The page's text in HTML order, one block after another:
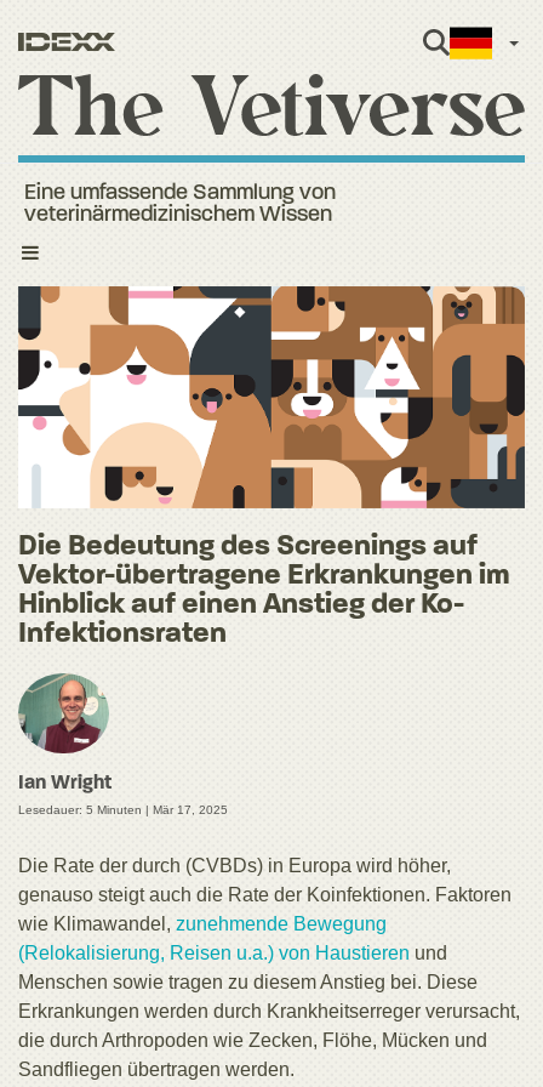
Toggle
Eine umfassende Sammlung von
veterinärmedizinischem Wissen
Die Bedeutung des Screenings auf
Vektor-übertragene Erkrankungen im
Hinblick auf einen Anstieg der Ko-
Infektionsraten
Ian Wright
Lesedauer: 5 Minuten | Mär 17, 2025
Die Rate der durch (CVBDs) in Europa wird höher,
genauso steigt auch die Rate der Koinfektionen. Faktoren
wie Klimawandel, zunehmende Bewegung
(Relokalisierung, Reisen u.a.) von Haustieren und
Menschen sowie tragen zu diesem Anstieg bei. Diese
Erkrankungen werden durch Krankheitserreger verursacht,
die durch Arthropoden wie Zecken, Flöhe, Mücken und
Sandfliegen übertragen werden.